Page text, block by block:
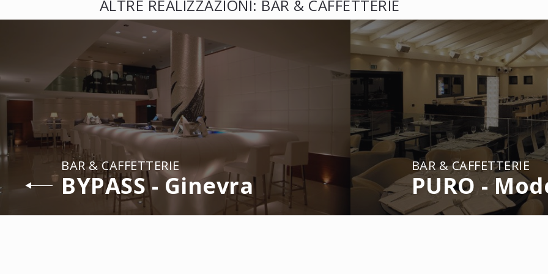
ALTRE REALIZZAZIONI: BAR & CAFFETTERIE
BAR & CAFFETTERIE
BYPASS - Ginevra
BAR & CAFFETTERIE
PURO -